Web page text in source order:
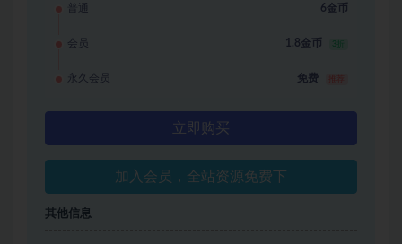
普通 6金币
会员 1.8金币 3折
永久会员 免费
立即购买
加入会员，全站资源免费下
其他信息